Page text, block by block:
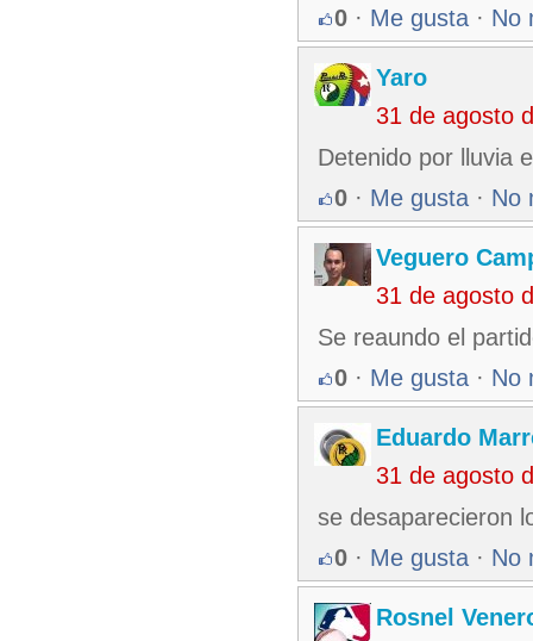
0 · Me gusta · No
Yaro
31 de agosto
Detenido por lluvia
0 · Me gusta · No
Veguero
31 de agosto
Se reaundo el
0 · Me gusta · No
Eduardo
31 de agosto
se desaparecieron
0 · Me gusta · No
Rosnel